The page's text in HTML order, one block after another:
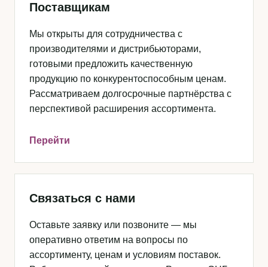
Поставщикам
Мы открыты для сотрудничества с
производителями и дистрибьюторами,
готовыми предложить качественную
продукцию по конкурентоспособным ценам.
Рассматриваем долгосрочные партнёрства с
перспективой расширения ассортимента.
Перейти
Связаться с нами
Оставьте заявку или позвоните — мы
оперативно ответим на вопросы по
ассортименту, ценам и условиям поставок.